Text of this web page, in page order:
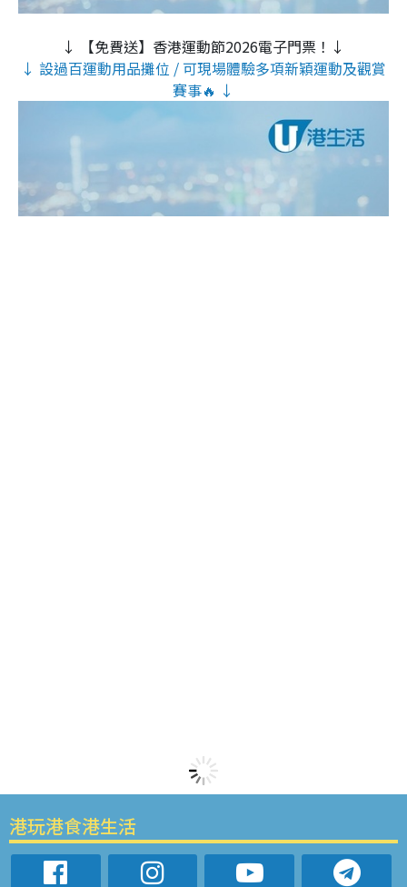
↓ 【免費送】香港運動節2026電子門票！↓
↓ 設過百運動用品攤位 / 可現場體驗多項新穎運動及觀賞
賽事🔥 ↓
港玩港食港生活